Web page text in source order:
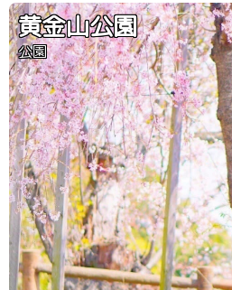
撮影出来ました😊
黄金山公園
公園